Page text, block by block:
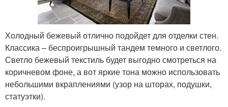
Холодный бежевый отлично подойдет для отделки стен.
Классика – беспроигрышный тандем темного и светлого.
Светло бежевый текстиль будет выгодно смотреться на
коричневом фоне, а вот яркие тона можно использовать
небольшими вкраплениями (узор на шторах, подушки,
статуэтки).